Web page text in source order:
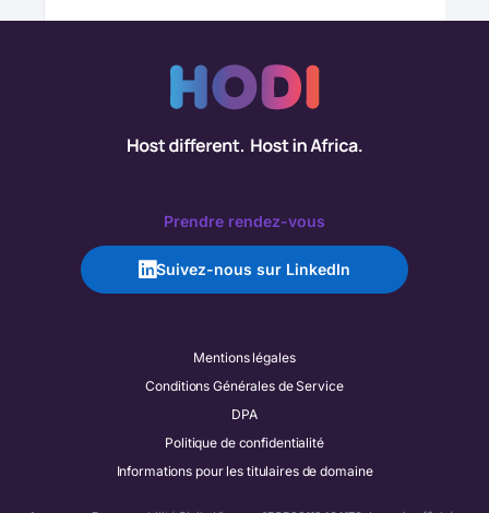
Prendre rendez-vous
Suivez-nous sur LinkedIn
Mentions légales
Conditions Générales de Service
DPA
Politique de confidentialité
Informations pour les titulaires de domaine